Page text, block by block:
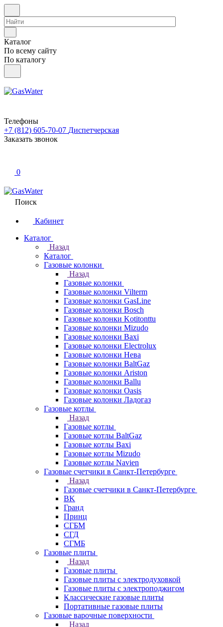
Каталог
По всему сайту
По каталогу
Телефоны
+7 (812) 605-70-07 Диспетчерская
Заказать звонок
0
Поиск
Кабинет
Каталог
Назад
Каталог
Газовые колонки
Назад
Газовые колонки
Газовые колонки Vilterm
Газовые колонки GasLine
Газовые колонки Bosch
Газовые колонки Kotitonttu
Газовые колонки Mizudo
Газовые колонки Baxi
Газовые колонки Electrolux
Газовые колонки Нева
Газовые колонки BaltGaz
Газовые колонки Ariston
Газовые колонки Ballu
Газовые колонки Oasis
Газовые колонки Ладогаз
Газовые котлы
Назад
Газовые котлы
Газовые котлы BaltGaz
Газовые котлы Baxi
Газовые котлы Mizudo
Газовые котлы Navien
Газовые счетчики в Санкт-Петербурге
Назад
Газовые счетчики в Санкт-Петербурге
BK
Гранд
Принц
СГБМ
СГД
СГМБ
Газовые плиты
Назад
Газовые плиты
Газовые плиты с электродуховкой
Газовые плиты с электроподжигом
Классические газовые плиты
Портативные газовые плиты
Газовые варочные поверхности
Назад